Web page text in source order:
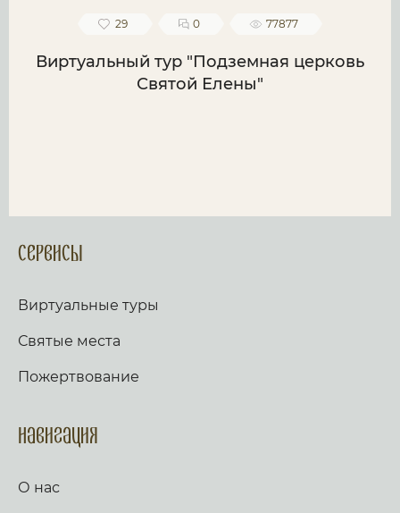
29 0 77877
Виртуальный тур "Подземная церковь
Святой Елены"
Сервисы
Виртуальные туры
Святые места
Пожертвование
Навигация
О нас